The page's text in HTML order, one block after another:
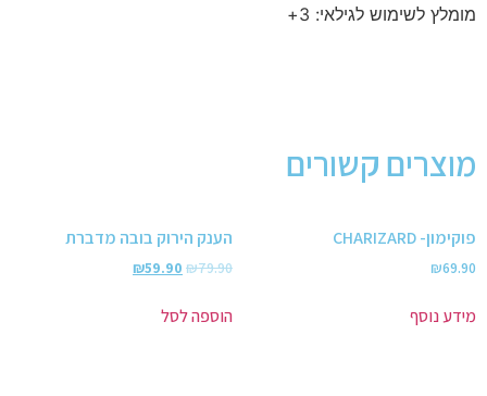
מומלץ לשימוש לגילאי: 3+
מוצרים קשורים
פוקימון- CHARIZARD
₪69.90
מידע נוסף
הענק הירוק בובה מדברת
₪79.90
₪59.90
הוספה לסל